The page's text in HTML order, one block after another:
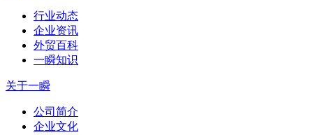
行业动态
企业资讯
外贸百科
一瞬知识
关于一瞬
公司简介
企业文化